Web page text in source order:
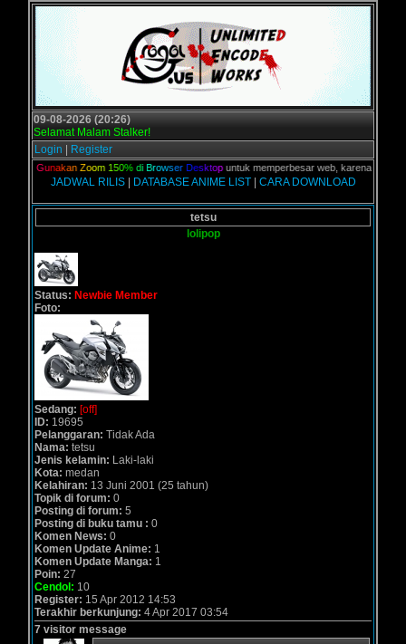
09-08-2026 (20:26)
Selamat Malam Stalker!
Login
Register
unakan Zoom 15 0% di Br owser Desktopuntuk memperbesar web, karena aslinya
JADWAL RILIS| DATABASE ANIME LIST| CARA DOWNLOAD
tetsu
lolipop
Status: Newbie Member
Foto:
Sedang: [off]
ID: 19695
Pelanggaran: Tidak Ada
Nama: tetsu
Jenis kelamin: Laki-laki
Kota: medan
Kelahiran: 13 Juni 2001 (25 tahun)
Topik di forum: 0
Posting di forum: 5
Posting di buku tamu : 0
Komen News: 0
Komen Update Anime: 1
Komen Update Manga: 1
Poin: 27
Cendol: 10
Register: 15 Apr 2012 14:53
Terakhir berkunjung: 4 Apr 2017 03:54
7 visitor message